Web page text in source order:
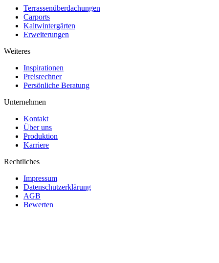
Terrassenüberdachungen
Carports
Kaltwintergärten
Erweiterungen
Weiteres
Inspirationen
Preisrechner
Persönliche Beratung
Unternehmen
Kontakt
Über uns
Produktion
Karriere
Rechtliches
Impressum
Datenschutzerklärung
AGB
Bewerten